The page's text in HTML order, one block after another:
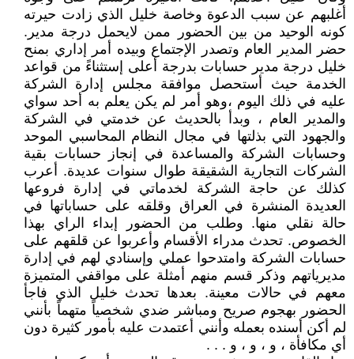
أغلبهم عن سبب الدعوة وخاصة خليل الذي زادت حيرته
كونه الوحيد من بين الحضور ممن لايحمل درجة مدير.
حضر المدير العام وتصدر الإجتماع وبيده أمر إداري بمنح
خليل درجة مدير حسابات بدرجة أعلى إستثناءً من قواعد
الخدمة حيث أستحصل موافقة مجلس إدارة الشركة
عليه في ذلك اليوم ،وهو أمر لم يكن يعلم به أحد سواي
والمدير العام ، وبدأ بالحديث عن خدمتي في الشركة
والجهود التي بذلتها في مجال النظام المحاسبي الموحد
وحسابات الشركة والمساعدة في إنجاز حسابات بقية
الشركات التجارية الشقيقة طوال سنوات عديدة. أعرب
كذلك عن حاجة الشركة لخدماتي في إدارة فروعها
العديدة المنشرة في العراق وقلقه على حساباتها في
حالة نقلي منها. وطلب من الحضور إبداء الراي بهذا
الخصوص. تحدث مدراء الأقسام وأعربوا عن قلقهم على
حسابات الشركة وامتدحوا عملي وإسنادي لهم في إدارة
مديرياتهم وذكر قسم منهم أمثلة على مواقفي المتميزة
معهم في حالات معينة. بعدها تحدث خليل الذي فاجأ
الحضور بهجوم صريح ومباشر ضدي شخصياً متهماً بأنني
لم أكن أسنده بعمله وأنني أعتمدت عليه بأمور كثيرة دون
أي مكافأة ، و ، و ، و . . .